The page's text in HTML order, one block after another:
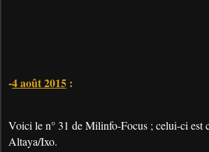
-4 août 2015 :
Voici le n° 31 de Milinfo-Focus ; celui-ci est
Altaya/Ixo.